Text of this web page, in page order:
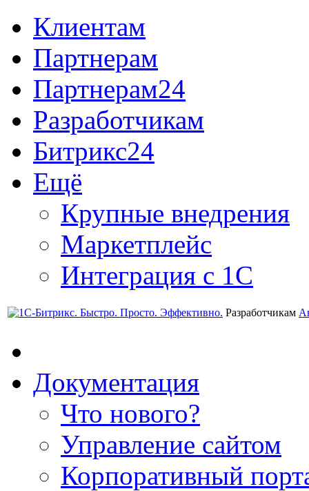
Клиентам
Партнерам
Партнерам24
Разработчикам
Битрикс24
Ещё
Крупные внедрения
Маркетплейс
Интеграция с 1С
Разработчикам
Документация
Что нового?
Управление сайтом
Корпоративный